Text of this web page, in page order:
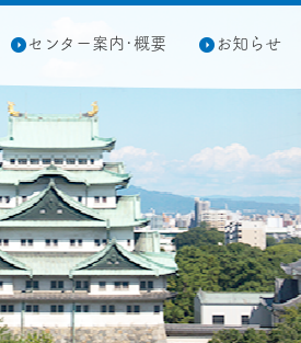
センター案内･概要 お知らせ